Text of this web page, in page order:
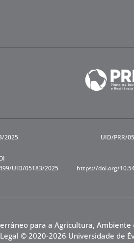
2025
UID/05183/2025
UID/PRR/
https://doi.org/
para a Agricultura, Ambiente
© 2020-2026 Universidade de